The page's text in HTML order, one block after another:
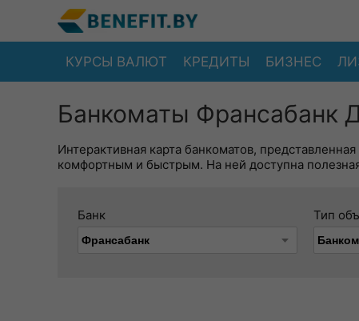
КУРСЫ ВАЛЮТ КРЕДИТЫ БИЗНЕС
Банкоматы Франсабанк
Интерактивная карта банкоматов,
комфортным и быстрым. На ней доступна
Банк Тип